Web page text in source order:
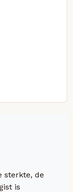
sterkte, de
is